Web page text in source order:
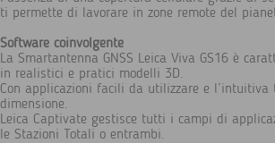
ti permette di lavorare in zone remote del
Software coinvolgente
La Smartantenna GNSS Leica Viva GS16 è
in realistici e pratici modelli 3D.
Con applicazioni facili da utilizzare e
dimensione.
Leica Captivate gestisce tutti i campi di
le Stazioni Totali o entrambi.